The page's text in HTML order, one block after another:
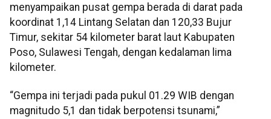
menyampaikan pusat gempa berada di darat pada
koordinat 1,14 Lintang Selatan dan 120,33 Bujur
Timur, sekitar 54 kilometer barat laut Kabupaten
Poso, Sulawesi Tengah, dengan kedalaman lima
kilometer.
“Gempa ini terjadi pada pukul 01.29 WIB dengan
magnitudo 5,1 dan tidak berpotensi tsunami,”